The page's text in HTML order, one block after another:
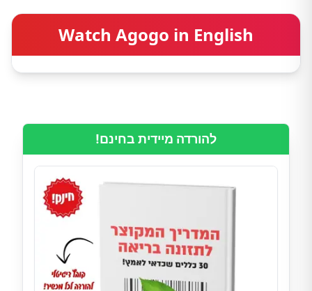
Watch Agogo in English
להורדה מיידית בחינם!